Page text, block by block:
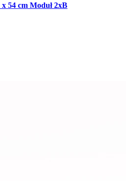
54 cm Moduł 2xB